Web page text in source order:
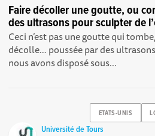
Faire décoller une goutte, ou
des ultrasons pour sculpter de
Ceci n’est pas une goutte qui
décolle… poussée par des
nous avons disposé sous...
ETATS-UNIS
Université de Tours